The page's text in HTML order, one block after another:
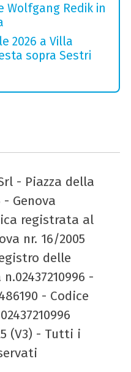
Wolfgang Redik in
2026 a Villa
sopra Sestri
- Piazza della
Genova
registrata al
nr. 16/2005
delle
-
- Codice
(V3) - Tutti i